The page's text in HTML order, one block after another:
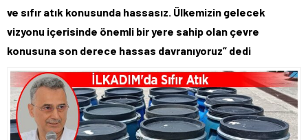
55,1881
ve sıfır atık konusunda hassasız. Ülkemizin gelecek
vizyonu içerisinde önemli bir yere sahip olan çevre
konusuna son derece hassas davranıyoruz” dedi